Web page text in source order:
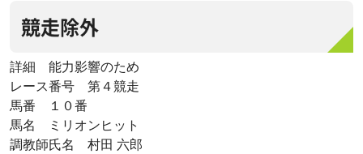
競走除外
詳細 能力影響のため
レース番号 第４競走
馬番 １０番
馬名 ミリオンヒット
調教師氏名 村田 六郎